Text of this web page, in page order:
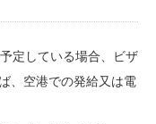
定している場合、ビザ
、空港での発給又は電